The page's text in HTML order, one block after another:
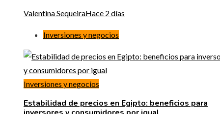
Valentina SequeiraHace 2 días
Inversiones y negocios
Inversiones y negocios
Estabilidad de precios en Egipto: beneficios para